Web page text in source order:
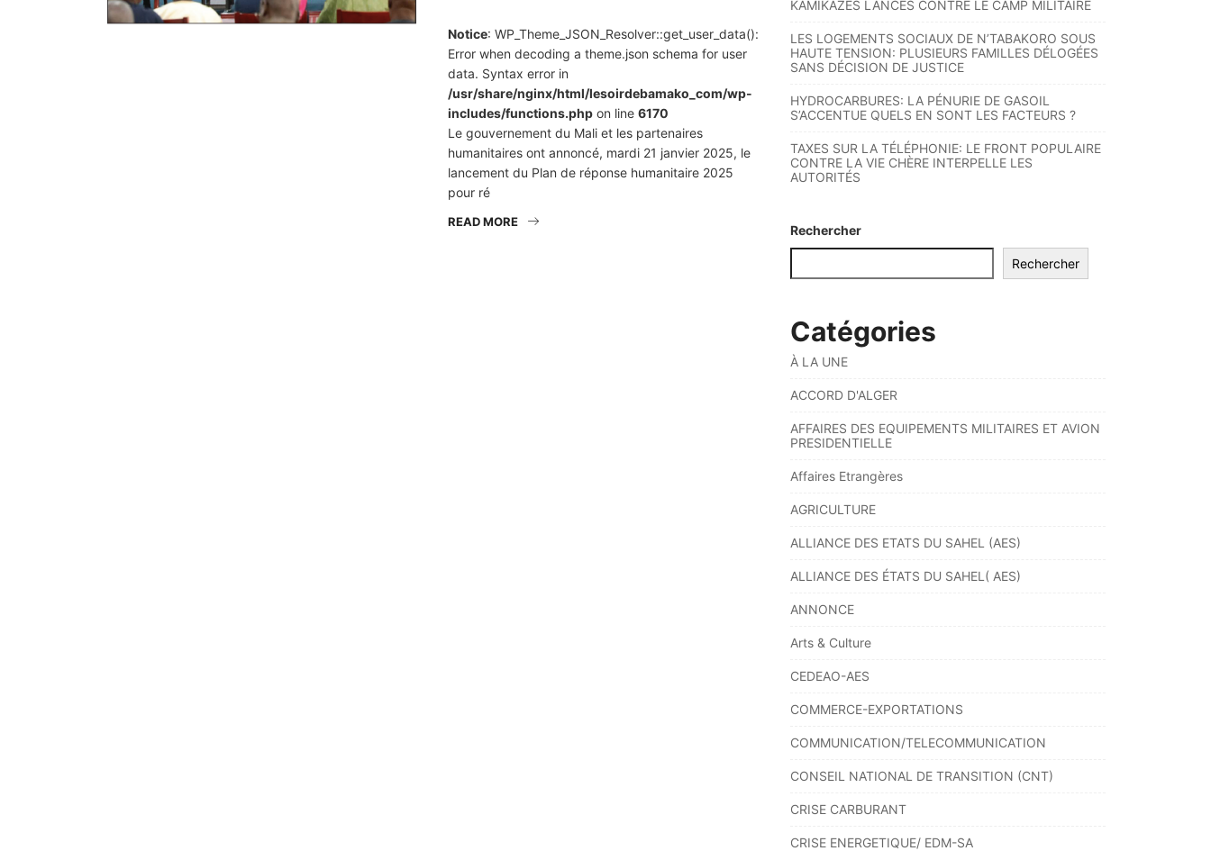
Notice: WP_Theme_JSON_Resolver::get_user_data():
Error when decoding a theme.json schema for user
data. Syntax error in
/usr/share/nginx/html/lesoirdebamako_com/wp-
includes/functions.php on line 6170
Le gouvernement du Mali et les partenaires
humanitaires ont annoncé, mardi 21 janvier 2025, le
lancement du Plan de réponse humanitaire 2025
pour ré
READ MORE
KAMIKAZES LANCÉS CONTRE LE CAMP MILITAIRE
LES LOGEMENTS SOCIAUX DE N’TABAKORO SOUS
HAUTE TENSION: PLUSIEURS FAMILLES DÉLOGÉES
SANS DÉCISION DE JUSTICE
HYDROCARBURES: LA PÉNURIE DE GASOIL
S’ACCENTUE QUELS EN SONT LES FACTEURS ?
TAXES SUR LA TÉLÉPHONIE: LE FRONT POPULAIRE
CONTRE LA VIE CHÈRE INTERPELLE LES
AUTORITÉS
Rechercher
Rechercher
Catégories
À LA UNE
ACCORD D'ALGER
AFFAIRES DES EQUIPEMENTS MILITAIRES ET AVION
PRESIDENTIELLE
Affaires Etrangères
AGRICULTURE
ALLIANCE DES ETATS DU SAHEL (AES)
ALLIANCE DES ÉTATS DU SAHEL( AES)
ANNONCE
Arts & Culture
CEDEAO-AES
COMMERCE-EXPORTATIONS
COMMUNICATION/TELECOMMUNICATION
CONSEIL NATIONAL DE TRANSITION (CNT)
CRISE CARBURANT
CRISE ENERGETIQUE/ EDM-SA